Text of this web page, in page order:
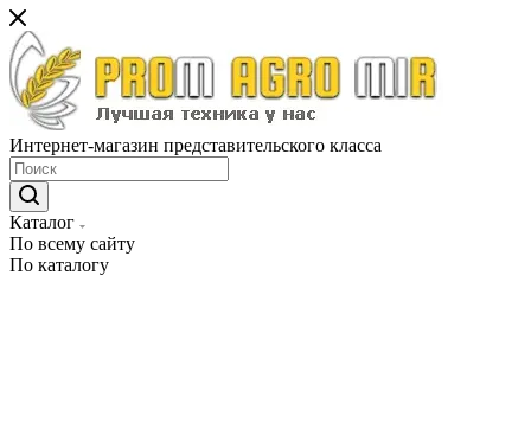
Интернет-магазин представительского класса
Каталог
По всему сайту
По каталогу